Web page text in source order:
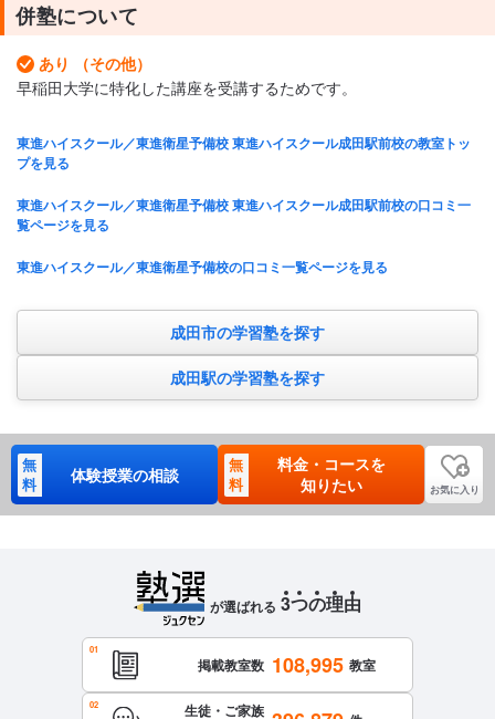
併塾について
あり （その他）
早稲田大学に特化した講座を受講するためです。
東進ハイスクール／東進衛星予備校 東進ハイスクール成田駅前校の教室トッ
プを見る
東進ハイスクール／東進衛星予備校 東進ハイスクール成田駅前校の口コミ一
覧ページを見る
東進ハイスクール／東進衛星予備校の口コミ一覧ページを見る
成田市の学習塾を探す
成田駅の学習塾を探す
無
料
体験授業の相談
無
料
料金・コースを
知りたい
お気に入り
が選ばれる 3つの理由
掲載教室数 108,995 教室
生徒・ご家族